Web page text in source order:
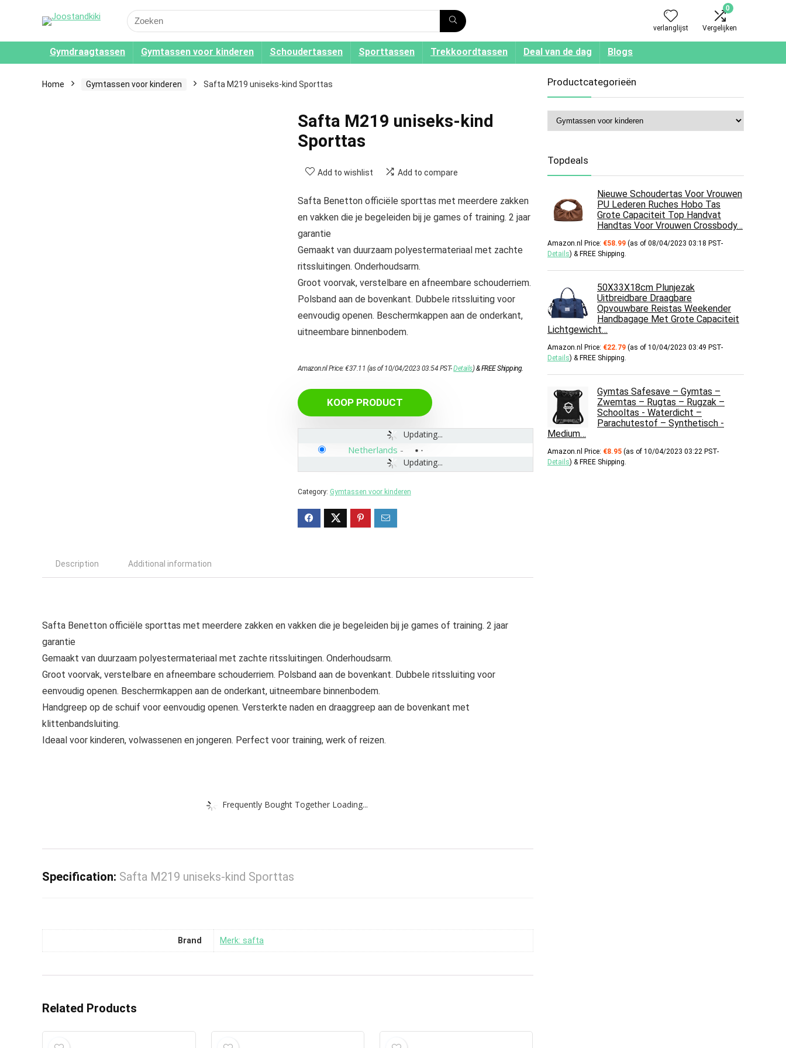
Search
for:
verlanglijst
0
Vergelijken
Gymdraagtassen Gymtassen voor kinderen Schoudertassen Sporttassen Trekkoordtassen Deal van de dag Blogs
Home Gymtassen voor kinderen Safta M219 uniseks-kind Sporttas
Safta M219 uniseks-kind
Sporttas
Add to wishlist Add to compare
Safta Benetton officiële sporttas met meerdere zakken
en vakken die je begeleiden bij je games of training. 2 jaar
garantie
Gemaakt van duurzaam polyestermateriaal met zachte
ritssluitingen. Onderhoudsarm.
Groot voorvak, verstelbare en afneembare schouderriem.
Polsband aan de bovenkant. Dubbele ritssluiting voor
eenvoudig openen. Beschermkappen aan de onderkant,
uitneembare binnenbodem.
Amazon.nl Price:€37.11 (as of 10/04/2023 03:54 PST-Details)&FREE Shipping.
KOOP PRODUCT
Updating...
Updating...
Netherlands -
Category: Gymtassen voor kinderen
Description Additional information
Safta Benetton officiële sporttas met meerdere zakken en vakken die je begeleiden bij je games of training. 2 jaar
garantie
Gemaakt van duurzaam polyestermateriaal met zachte ritssluitingen. Onderhoudsarm.
Groot voorvak, verstelbare en afneembare schouderriem. Polsband aan de bovenkant. Dubbele ritssluiting voor
eenvoudig openen. Beschermkappen aan de onderkant, uitneembare binnenbodem.
Handgreep op de schuif voor eenvoudig openen. Versterkte naden en draaggreep aan de bovenkant met
klittenbandsluiting.
Ideaal voor kinderen, volwassenen en jongeren. Perfect voor training, werk of reizen.
Frequently Bought Together Loading...
Specification: Safta M219 uniseks-kind Sporttas
Brand Merk: safta
Related Products
Productcategorieën
Topdeals
Nieuwe Schoudertas Voor Vrouwen
PU Lederen Ruches Hobo Tas
Grote Capaciteit Top Handvat
Handtas Voor Vrouwen Crossbody…
Amazon.nl Price: €58.99 (as of 08/04/2023 03:18 PST-
Details) & FREE Shipping.
50X33X18cm Plunjezak
Uitbreidbare Draagbare
Opvouwbare Reistas Weekender
Handbagage Met Grote Capaciteit
Lichtgewicht…
Amazon.nl Price: €22.79 (as of 10/04/2023 03:49 PST-
Details) & FREE Shipping.
Gymtas Safesave – Gymtas –
Zwemtas – Rugtas – Rugzak –
Schooltas - Waterdicht –
Parachutestof – Synthetisch -
Medium…
Amazon.nl Price: €8.95 (as of 10/04/2023 03:22 PST-
Details) & FREE Shipping.